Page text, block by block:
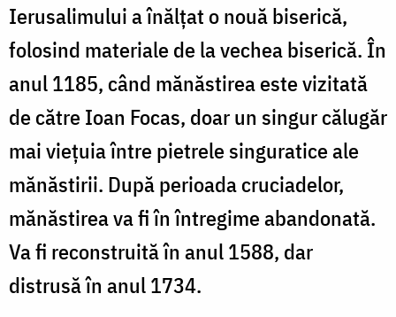
Ierusalimului a înălţat o nouă biserică,
folosind materiale de la vechea biserică. În
anul 1185, când mănăstirea este vizitată
de către Ioan Focas, doar un singur călugăr
mai vieţuia între pietrele singuratice ale
mănăstirii. După perioada cruciadelor,
mănăstirea va fi în întregime abandonată.
Va fi reconstruită în anul 1588, dar
distrusă în anul 1734.